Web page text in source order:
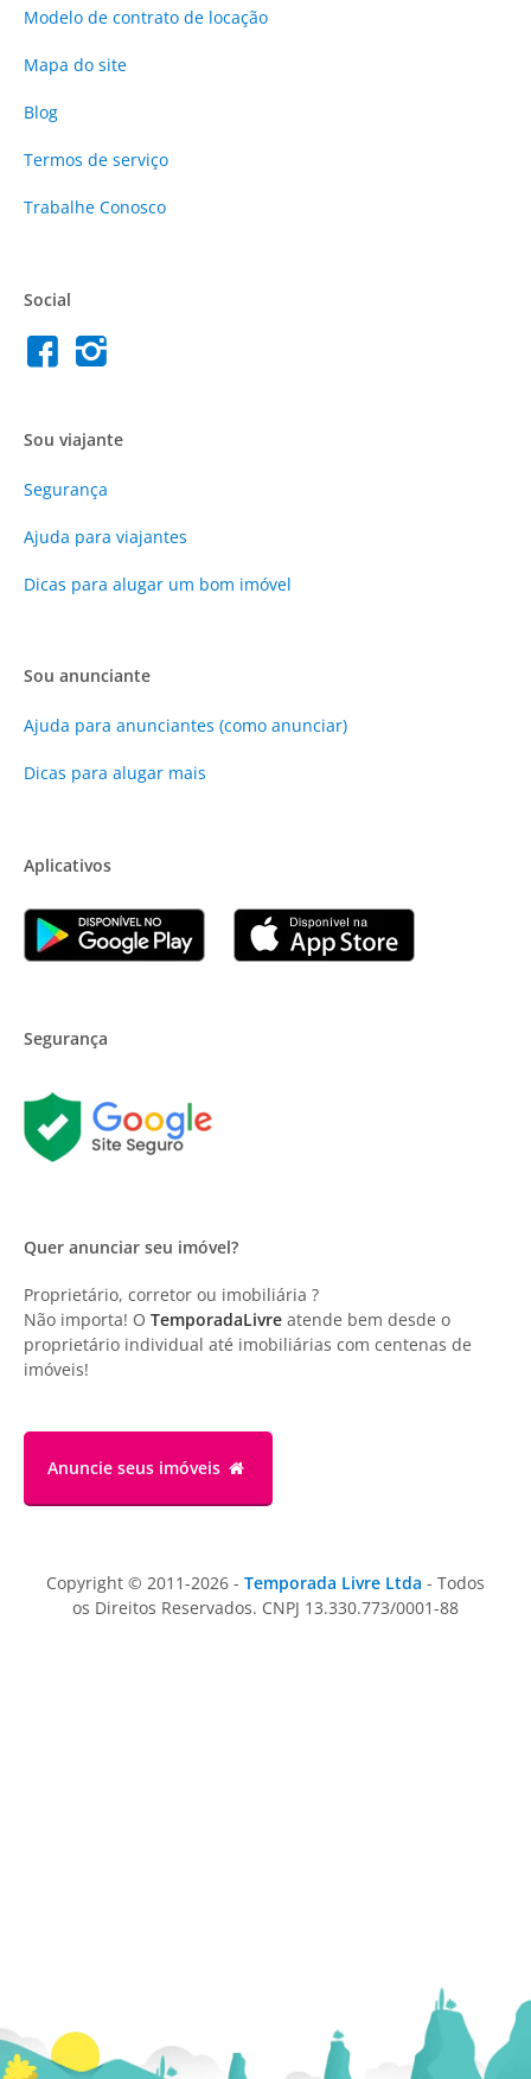
Modelo de contrato de locação
Mapa do site
Blog
Termos de serviço
Trabalhe Conosco
Social
Sou viajante
Segurança
Ajuda para viajantes
Dicas para alugar um bom imóvel
Sou anunciante
Ajuda para anunciantes (como anunciar)
Dicas para alugar mais
Aplicativos
Segurança
Quer anunciar seu imóvel?
Proprietário, corretor ou imobiliária ?
Não importa! O TemporadaLivre atende bem desde o
proprietário individual até imobiliárias com centenas de
imóveis!
Anuncie seus imóveis
Copyright © 2011-2026 - Temporada Livre Ltda - Todos
os Direitos Reservados. CNPJ 13.330.773/0001-88